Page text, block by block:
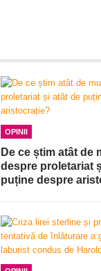
OPINII
De ce știm atât de
despre proletariat
puține despre